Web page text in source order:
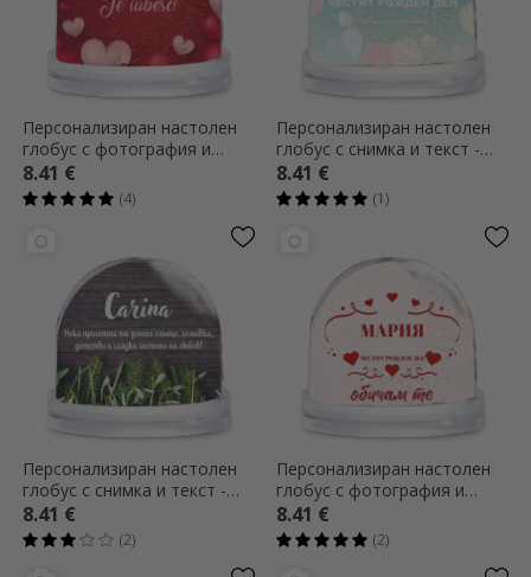
Персонализиран настолен
глобус с фотография и
текст - Спомени
8.41 €
(4)
Персонализиран настолен
глобус с снимка и текст -
Най-прекрасната приятелка!
8.41 €
(1)
Персонализиран настолен
глобус с снимка и текст -
Шепот на любовта
8.41 €
(2)
Персонализиран настолен
глобус с фотография и
текст - Празник на любовта
8.41 €
(2)